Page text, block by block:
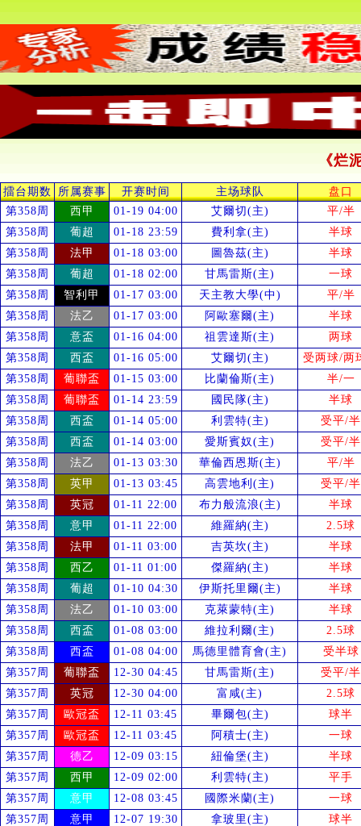
《烂
擂台期数 所属赛事 开赛时间 主场球队
盘口
第358周
西甲 01-19 04:00 艾爾切(主)
平/半
第358周
葡超 01-18 23:59 費利拿(主)
半球
第358周
法甲 01-18 03:00 圖魯茲(主)
半球
第358周
葡超 01-18 02:00 甘馬雷斯(主)
一球
第358周
智利甲 01-17 03:00 天主教大學(中)
平/半
第358周
法乙 01-17 03:00 阿歐塞爾(主)
半球
第358周
意盃 01-16 04:00 祖雲達斯(主)
两球
第358周
西盃 01-16 05:00 艾爾切(主) 受 两球/两
第358周
葡聯盃 01-15 03:00 比蘭倫斯(主)
半/一
第358周
葡聯盃 01-14 23:59 國民隊(主)
半球
第358周
西盃 01-14 05:00 利雲特(主) 受平/半
第358周
西盃 01-14 03:00 愛斯賓奴(主) 受平/半
第358周
法乙 01-13 03:30 華倫西恩斯(主)
平/半
第358周
英甲 01-13 03:45 高雲地利(主) 受平/半
第358周
英冠 01-11 22:00 布力般流浪(主)
半球
第358周
意甲 01-11 22:00 維羅納(主)
2.5球
第358周
法甲 01-11 03:00 吉英坎(主)
半球
第358周
西乙 01-11 01:00 傑羅納(主)
半球
第358周
葡超 01-10 04:30 伊斯托里爾(主)
半球
第358周
法乙 01-10 03:00 克萊蒙特(主)
半球
第358周
西盃 01-08 03:00 維拉利爾(主)
2.5球
第358周
西盃 01-08 04:00 馬德里體育會(主) 受半球
第357周
葡聯盃 12-30 04:45 甘馬雷斯(主) 受平/半
第357周
英冠 12-30 04:00 富咸(主)
2.5球
第357周
歐冠盃 12-11 03:45 畢爾包(主)
球半
第357周
歐冠盃 12-11 03:45 阿積士(主)
一球
第357周
德乙 12-09 03:15 紐倫堡(主)
半球
第357周
西甲 12-09 02:00 利雲特(主)
平手
第357周
意甲 12-08 03:45 國際米蘭(主)
一球
第357周
意甲 12-07 19:30 拿玻里(主)
球半